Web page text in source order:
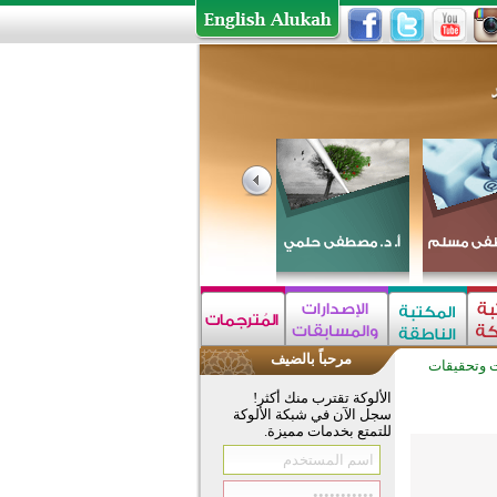
وتحقيقات مرحباً بالضيف
الألوكة تقترب منك أكثر!
سجل الآن في شبكة الألوكة
للتمتع بخدمات مميزة.